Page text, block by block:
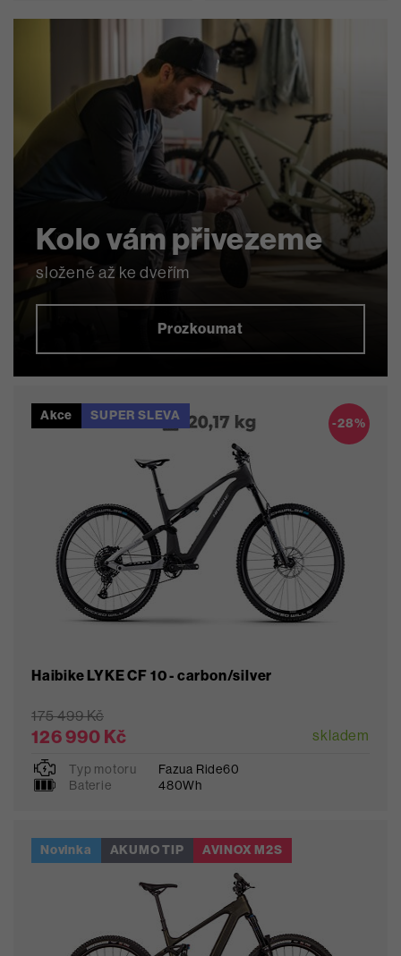
Kolo vám přivezeme
složené až ke dveřím
Prozkoumat
Akce SUPER SLEVA
-28%
Haibike LYKE CF 10 - carbon/silver
175 499 Kč
126 990 Kč skladem
Typ motoru
Fazua Ride60
Baterie
480Wh
M L
Novinka AKUMO TIP AVINOX M2SOblíbené